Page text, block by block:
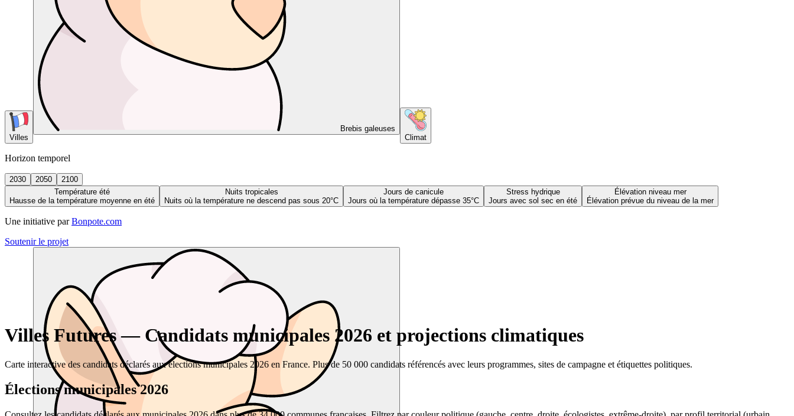
Villes
Brebis galeuses
Climat
Horizon temporel
2030 2050
2100
Température été
Hausse de la température moyenne en été
Nuits tropicales
Nuits où la température ne descend pas sous 20°C
Jours de canicule
Jours où la température dépasse 35°C
Stress hydrique
Jours avec sol sec en été
Élévation niveau mer
Élévation prévue du niveau de la mer
Une initiative par Bonpote.com
Soutenir le projet
Villes Futures — Candidats municipales 2026 et projections climatiques
Carte interactive des candidats déclarés aux élections municipales 2026 en France. Plus de 50 000 candidats référencés avec leurs programmes, sites de campagne et étiquettes politiques.
Élections municipales 2026